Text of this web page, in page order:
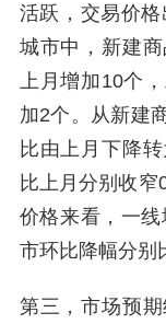
活跃，交易价
城市中，新建
上月增加10个
加2个。从新建
比由上月下降
比上月分别收
价格来看，一
市环比降幅分别
第三，市场预